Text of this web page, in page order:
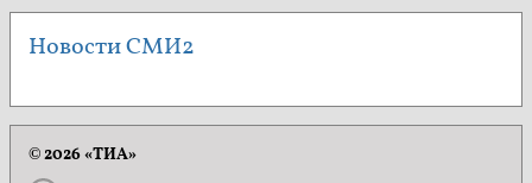
Новости СМИ2
© 2026 «ТИА»